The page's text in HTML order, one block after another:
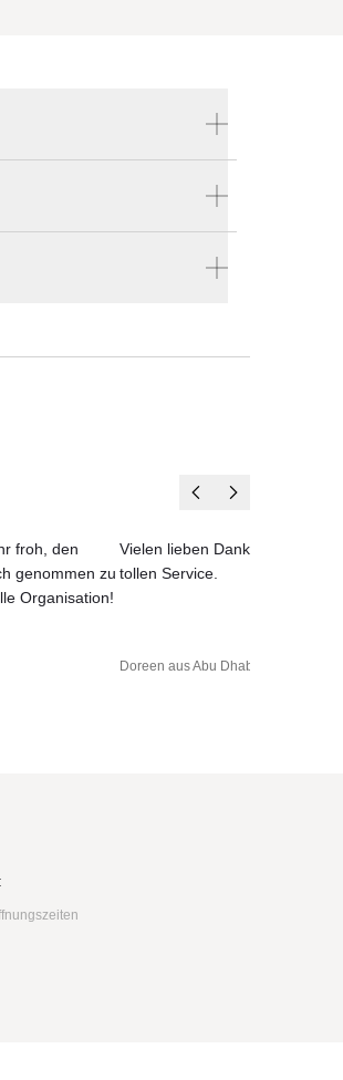
froh, den
genommen zu
Organisation!
Vielen lieben Dank für das
tollen Service.
Doreen aus Abu Dhabi